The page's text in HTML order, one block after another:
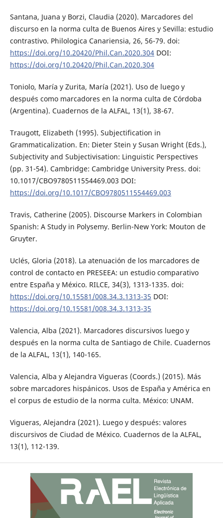
Santana, Juana y Borzi, Claudia (2020). Marcadores del
discurso en la norma culta de Buenos Aires y Sevilla: estudio
contrastivo. Philologica Canariensia, 26, 56-79. doi:
https://doi.org/10.20420/Phil.Can.2020.304DOI:
https://doi.org/10.20420/Phil.Can.2020.304
Toniolo, María y Zurita, María (2021). Uso de luego y
después como marcadores en la norma culta de Córdoba
(Argentina). Cuadernos de la ALFAL, 13(1), 38-67.
Traugott, Elizabeth (1995). Subjectification in
Grammaticalization. En: Dieter Stein y Susan Wright (Eds.),
Subjectivity and Subjectivisation: Linguistic Perspectives
(pp. 31-54). Cambridge: Cambridge University Press. doi:
10.1017/CBO9780511554469.003 DOI:
https://doi.org/10.1017/CBO9780511554469.003
Travis, Catherine (2005). Discourse Markers in Colombian
Spanish: A Study in Polysemy. Berlin-New York: Mouton de
Gruyter.
Uclés, Gloria (2018). La atenuación de los marcadores de
control de contacto en PRESEEA: un estudio comparativo
entre España y México. RILCE, 34(3), 1313-1335. doi:
https://doi.org/10.15581/008.34.3.1313-35 DOI:
https://doi.org/10.15581/008.34.3.1313-35
Valencia, Alba (2021). Marcadores discursivos luego y
después en la norma culta de Santiago de Chile. Cuadernos
de la ALFAL, 13(1), 140-165.
Valencia, Alba y Alejandra Vigueras (Coords.) (2015). Más
sobre marcadores hispánicos. Usos de España y América en
el corpus de estudio de la norma culta. México: UNAM.
Vigueras, Alejandra (2021). Luego y después: valores
discursivos de Ciudad de México. Cuadernos de la ALFAL,
13(1), 112-139.